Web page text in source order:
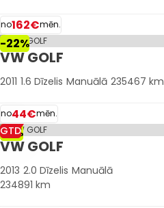
no162€mēn.
-22%
VW GOLF
2011 1.6 Dīzelis Manuālā 235467 km
no44€mēn.
-9%
GTD
VW GOLF
2013 2.0 Dīzelis Manuālā
234891 km